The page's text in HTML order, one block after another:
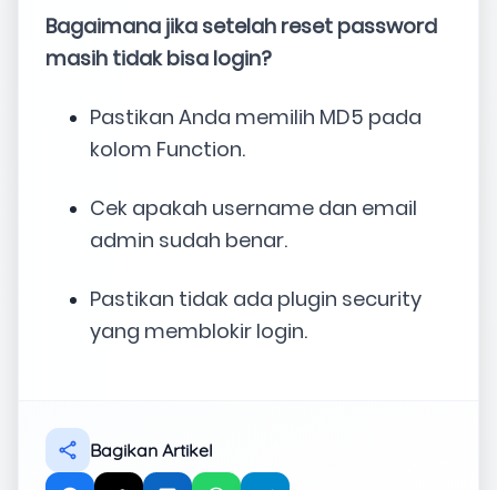
Bagaimana jika setelah reset password
masih tidak bisa login?
Pastikan Anda memilih MD5 pada
kolom Function.
Cek apakah username dan email
admin sudah benar.
Pastikan tidak ada plugin security
yang memblokir login.
Bagikan Artikel